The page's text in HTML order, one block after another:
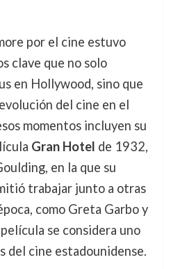
por el cine estuvo
clave que no solo
en Hollywood, sino que
del cine en el
momentos incluyen su
Gran Hotel de 1932,
en la que su
trabajar junto a otras
como Greta Garbo y
se considera uno
del cine estadounidense.